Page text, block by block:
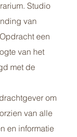
Studio
van
een
van het
met de
om
van alle
en informatie